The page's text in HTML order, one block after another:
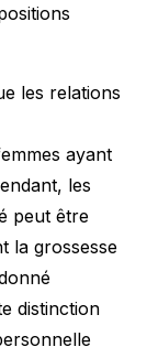
les relations
ayant
les
peut être
la grossesse
distinction